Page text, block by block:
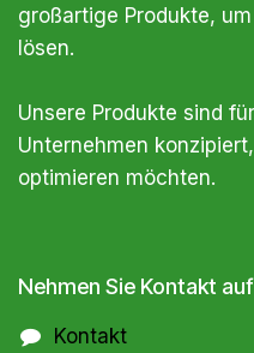
großartige Produkte,
lösen.
Unsere Produkte sind
Unternehmen
optimieren möchten.
Nehmen Sie Kontakt auf
Kontakt